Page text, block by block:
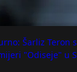
Šarliz Teron
"Odiseje" u